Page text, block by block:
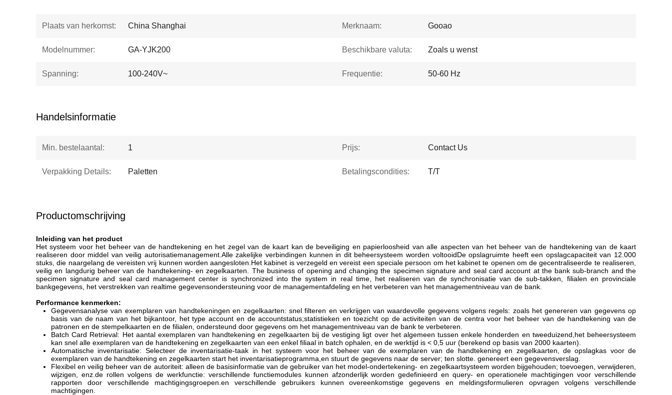
Plaats van herkomst: China Shanghai Merknaam: Gooao
Modelnummer: GA-YJK200 Beschikbare valuta: Zoals u wenst
Spanning: 100-240V~ Frequentie: 50-60 Hz
Handelsinformatie
Min. bestelaantal: 1 Prijs: Contact Us
Verpakking Details: Paletten Betalingscondities: T/T
Productomschrijving
Inleiding van het product
Het systeem voor het beheer van de handtekening en het zegel van de kaart kan de beveiliging en papierloosheid van alle aspecten van het beheer van de handtekening van de kaart
realiseren door middel van veilig autorisatiemanagement.Alle zakelijke verbindingen kunnen in dit beheersysteem worden voltooidDe opslagruimte heeft een opslagcapaciteit van 12.000
stuks, die naargelang de vereisten vrij kunnen worden aangesloten.Het kabinet is verzegeld en vereist een speciale persoon om het kabinet te openen om de gecentraliseerde te realiseren,
veilig en langdurig beheer van de handtekening- en zegelkaarten. The business of opening and changing the specimen signature and seal card account at the bank sub-branch and the
specimen signature and seal card management center is synchronized into the system in real time, het realiseren van de synchronisatie van de sub-takken, filialen en provinciale
bankgegevens, het verstrekken van realtime gegevensondersteuning voor de managementafdeling en het verbeteren van het managementniveau van de bank.
Performance kenmerken:
Gegevensanalyse van exemplaren van handtekeningen en zegelkaarten: snel filteren en verkrijgen van waardevolle gegevens volgens regels: zoals het genereren van gegevens op
basis van de naam van het bijkantoor, het type account en de accountstatus;statistieken en toezicht op de activiteiten van de centra voor het beheer van de handtekening van de
patronen en de stempelkaarten en de filialen, ondersteund door gegevens om het managementniveau van de bank te verbeteren.
Batch Card Retrieval: Het aantal exemplaren van handtekening en zegelkaarten bij de vestiging ligt over het algemeen tussen enkele honderden en tweeduizend,het beheersysteem
kan snel alle exemplaren van de handtekening en zegelkaarten van een enkel filiaal in batch ophalen, en de werktijd is < 0,5 uur (berekend op basis van 2000 kaarten).
Automatische inventarisatie: Selecteer de inventarisatie-taak in het systeem voor het beheer van de exemplaren van de handtekening en zegelkaarten, de opslagkas voor de
exemplaren van de handtekening en zegelkaarten start het inventarisatieprogramma,en stuurt de gegevens naar de server; ten slotte. genereert een gegevensverslag.
Flexibel en veilig beheer van de autoriteit: alleen de basisinformatie van de gebruiker van het model-ondertekening- en zegelkaartsysteem worden bijgehouden; toevoegen, verwijderen,
wijzigen, enz.de rollen volgens de werkfunctie: verschillende functiemodules kunnen afzonderlijk worden gedefinieerd en query- en operationele machtigingen voor verschillende
rapporten door verschillende machtigingsgroepen.en verschillende gebruikers kunnen overeenkomstige gegevens en meldingsformulieren opvragen volgens verschillende
machtigingen.